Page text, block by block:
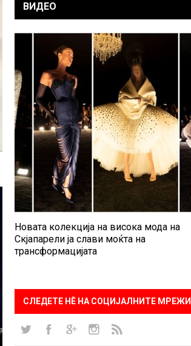
ВИДЕО
Новата колекција на висока мода на
Скјапарели ја слави моќта на
трансформацијата
СЛЕДЕТЕ НÈ НА СОЦИЈАЛНИТЕ МРЕЖИ